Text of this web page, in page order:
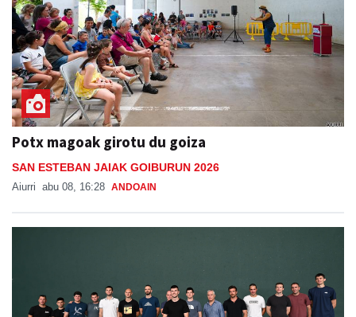
Potx magoak girotu du goiza
SAN ESTEBAN JAIAK GOIBURUN 2026
Aiurri abu 08, 16:28 ANDOAIN